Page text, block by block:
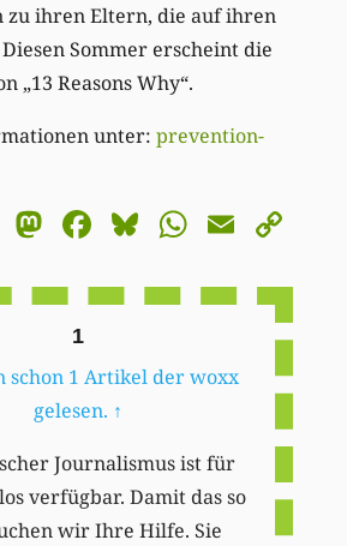
zu ihren Eltern, die auf ihren
Sommer erscheint die
„13 Reasons Why“.
unter: prevention-
Mastodon
Facebook
BlueskyEmail
1
schon 1 Artikel der woxx
gelesen. ↑
Journalismus ist für
verfügbar. Damit das so
wir Ihre Hilfe. Sie